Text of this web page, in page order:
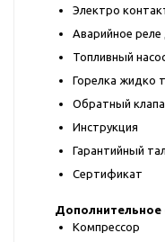
Электро
Аварийное реле
Топливный
Горелка жидко
Обратный
Инструкция
Гарантийный
Сертификат
Дополнительное
Компрессор